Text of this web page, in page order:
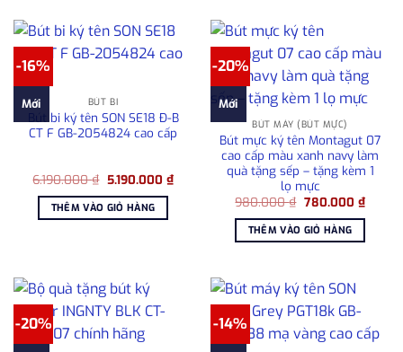
-16%
Mới BÚT BI
Bút bi ký tên SON SE18 Đ-B
CT F GB-2054824 cao cấp
6.190.000₫ Giá
là:
6.190.000 ₫.
5.190.000 ₫Giá
hiện
5.190.000 ₫.
THÊM VÀO GIỎ HÀNG
-20%
Mới
BÚT MÁY (BÚT MỰC)
Bút mực ký tên Montagut 07
cao cấp màu xanh navy làm
quà tặng sếp – tặng kèm 1
lọ mực
980.000₫ Giá
là:
980.000 ₫.
780.000 ₫Giá
hiện
THÊM VÀO GIỎ HÀNG
-20% -14%